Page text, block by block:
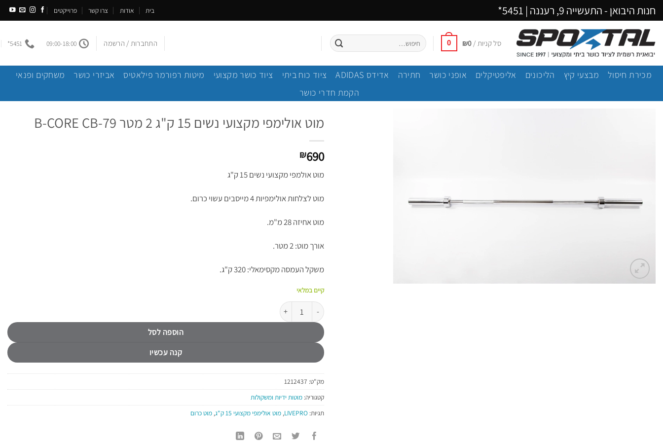
Skip
to
content
חנות היבואן - התעשייה 9, רעננה | 5451* בית אודות צרו קשר פרוייקטים
סל קניות / ₪0
0
חיפוש
עבור:
התחברות / הרשמה 09:00-18:00
5451*
מכירת חיסול מבצעי קיץ הליכונים אליפטיקלים אופני כושר חתירה אדידס ADIDAS ציוד כוח ביתי ציוד כושר מקצועי מיטות רפורמר פילאטיס אביזרי כושר
משחקים ופנאי
הקמת חדרי כושר
מוט אולימפי מקצועי נשים 15 ק"ג 2 מטר B-CORE CB-79
₪690
מוט אולמפי מקצועי נשים 15 ק"ג
מוט לצלחות אולימפיות 4 מייסבים עשוי כרום.
מוט אחיזה 28 מ"מ.
אורך מוט: 2 מטר.
משקל העמסה מקסימאלי: 320 ק"ג.
קיים במלאי
כמות של מוט אולימפי מקצועי נשים 15 ק"ג 2 מטר B-CORE CB-79
הוספה לסל
קנה עכשיו
מק"ט: 1212437
קטגוריה: מוטות ידיות ומשקולות
תגיות: LIVEPRO
, מוט אולימפי מקצועי 15 ק"ג , מוט כרום